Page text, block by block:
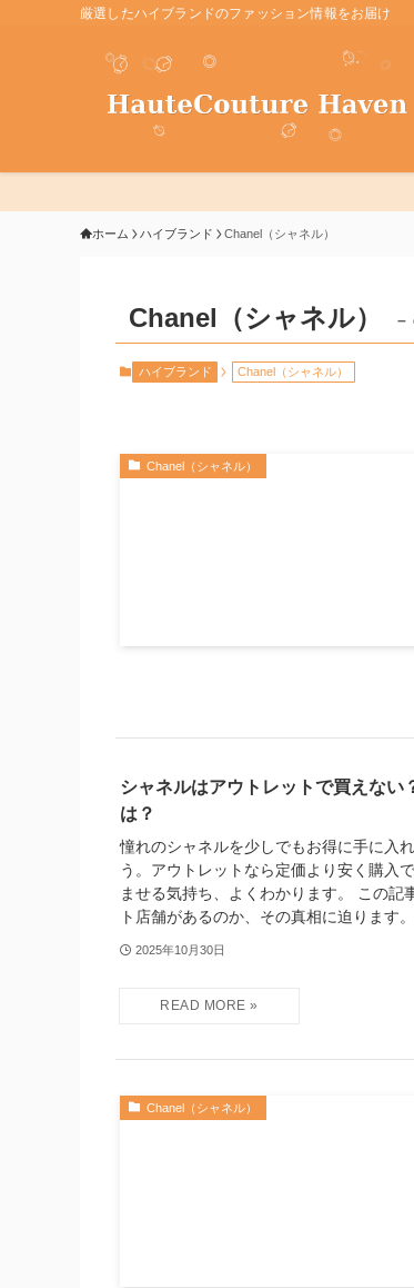
厳選したハイブランドのファッション情報をお届け
ホーム ハイブランド Chanel（シャネル）
Chanel（シャネル） –
ハイブランド Chanel（シャネル）
Chanel（シャネル）
シャネルはアウトレットで買えない
は？
憧れのシャネルを少しでもお得に手に入
う。アウトレットなら定価より安く購入
ませる気持ち、よくわかります。 この記
ト店舗があるのか、その真相に迫ります
2025年10月30日
Chanel（シャネル）